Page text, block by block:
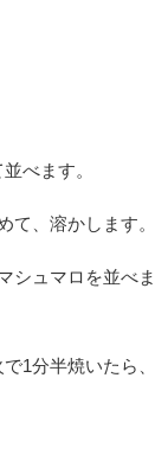
べます。
て、溶かします。
シュマロを並べま
1分半焼いたら、